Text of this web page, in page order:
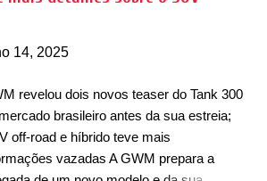
o MIIT, com duas novas opções
motor diesel e outro é um a gasolina. De
com o registro de patente, o 400 deve
as versões mais simples em breve
O 2.4 Turbo Diesel desenvolvido
marca entrega 186cv, com peso de
14, 2025
revelou dois novos teaser do Tank 300
brasileiro antes da sua estreia;
off-road e híbrido teve mais
vazadas A GWM prepara a